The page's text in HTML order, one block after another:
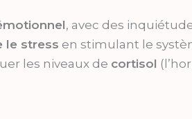
, avec des
le stress en stimulant le
les niveaux de cortisol